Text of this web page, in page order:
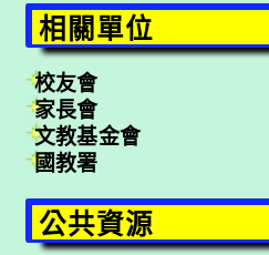
相關單位
校友會
家長會
文教基金會
國教署
公共資源